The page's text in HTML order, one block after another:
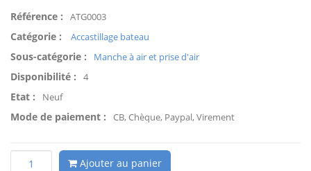
Référence : ATG0003
Catégorie : Accastillage bateau
Sous-catégorie : Manche à air et prise d'air
Disponibilité : 4
Etat : Neuf
Mode de paiement : CB, Chèque, Paypal, Virement
Ajouter au panier